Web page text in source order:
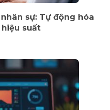
sự: Tự động hóa
suất